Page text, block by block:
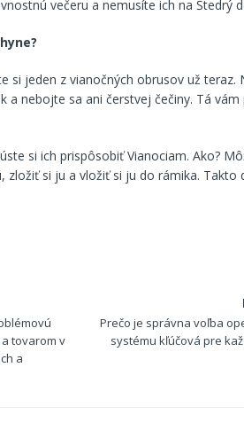
večeru a nemusíte ich na Štedrý
si jeden z vianočných obrusov už teraz.
a nebojte sa ani čerstvej čečiny. Tá
si ich prispôsobiť Vianociam. Ako?
zložiť si ju a vložiť si ju do rámika. Takto
tovarom v
a
Prečo je správna voľba
systému kľúčová pre